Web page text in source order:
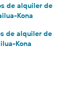
de alquiler de
Kona
de alquiler de
Kona